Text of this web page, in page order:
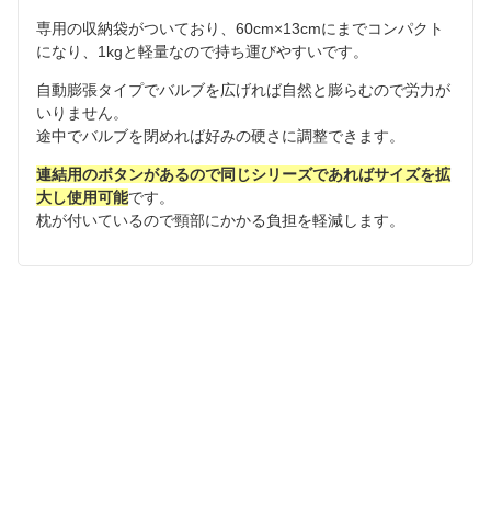
専用の収納袋がついており、60cm×13cmにまでコンパクト
になり、1kgと軽量なので持ち運びやすいです。
自動膨張タイプでバルブを広げれば自然と膨らむので労力が
いりません。
途中でバルブを閉めれば好みの硬さに調整できます。
連結用のボタンがあるので同じシリーズであればサイズを拡
大し使用可能です。
枕が付いているので頸部にかかる負担を軽減します。